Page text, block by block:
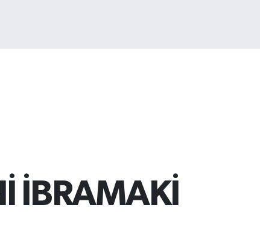
İBRAMAKİ